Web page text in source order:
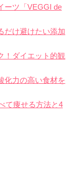
ーツ「VEGGI de
だけ避けたい添加
！ダイエット的観
化力の高い食材を
て痩せる方法と4